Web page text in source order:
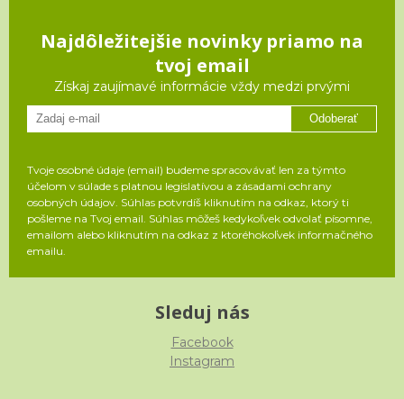
Najdôležitejšie novinky priamo na
tvoj email
Získaj zaujímavé informácie vždy medzi prvými
Odoberať
Tvoje osobné údaje (email) budeme spracovávať len za týmto
účelom v súlade s platnou legislatívou a zásadami ochrany
osobných údajov. Súhlas potvrdíš kliknutím na odkaz, ktorý ti
pošleme na Tvoj email. Súhlas môžeš kedykoľvek odvolať písomne,
emailom alebo kliknutím na odkaz z ktoréhokoľvek informačného
emailu.
Sleduj nás
Facebook
Instagram